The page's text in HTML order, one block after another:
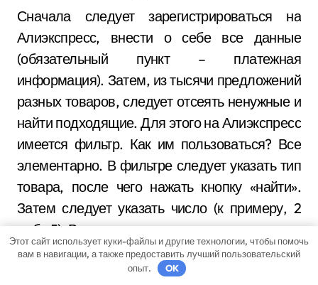
Сначала следует зарегистрироваться на
Алиэкспресс, внести о себе все данные
(обязательный пункт – платежная
информация). Затем, из тысячи предложений
разных товаров, следует отсеять ненужные и
найти подходящие. Для этого на Алиэкспресс
имеется фильтр. Как им пользоваться? Все
элементарно. В фильтре следует указать тип
товара, после чего нажать кнопку «найти».
Затем следует указать число (к примеру, 2
либо 5). Верхнюю числовую границу можно не
указывать. Затем следует выбрать кнопку
Этот сайт использует куки-файлы и другие технологии, чтобы помочь
вам в навигации, а также предоставить лучший пользовательский
опыт.
OK